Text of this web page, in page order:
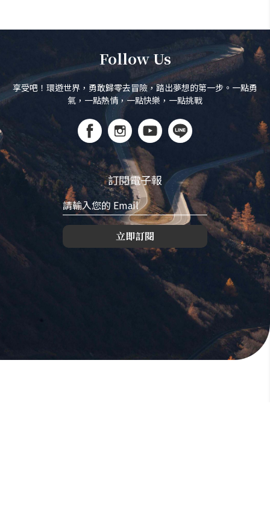
Follow Us
享受吧！環遊世界，勇敢歸零去冒險，踏出夢想的第一步。一點勇
氣，一點熱情，一點快樂，一點挑戰
訂閱電子報
立即訂閱